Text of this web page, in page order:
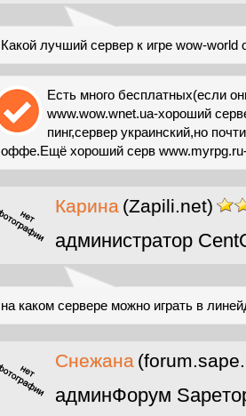
Какой лучший сервер к игре wow-
Есть много бесплатных(если
www.wow.wnet.ua-хороший
пинг,сервер украинский,но
оффе.Ещё хороший серв
Карина (Zapili.net)
администратор
на каком сервере можно играть в
Снежана
админФорум